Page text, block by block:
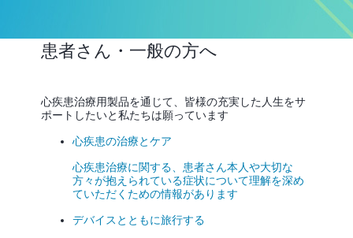
患者さん・一般の方へ
心疾患治療用製品を通じて、皆様の充実した人生をサ
ポートしたいと私たちは願っています
心疾患の治療とケア
心疾患治療に関する、患者さん本人や大切な
方々が抱えられている症状について理解を深め
ていただくための情報があります
デバイスとともに旅行する